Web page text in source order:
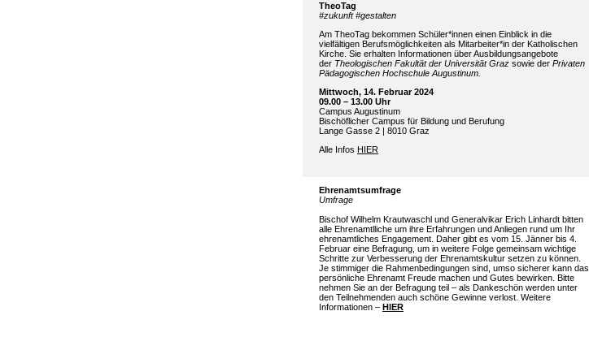
TheoTag
#zukunft #gestalten
Am TheoTag bekommen Schüler*innen einen Einblick in die
vielfältigen Berufsmöglichkeiten als Mitarbeiter*in der Katholischen
Kirche. Sie erhalten Informationen über Ausbildungsangebote
der Theologischen Fakultät der Universität Graz sowie der Privaten
Pädagogischen Hochschule Augustinum.
Mittwoch, 14. Februar 2024
09.00 – 13.00 Uhr
Campus Augustinum
Bischöflicher Campus für Bildung und Berufung
Lange Gasse 2 | 8010 Graz
Alle Infos HIER
Ehrenamtsumfrage
Umfrage
Bischof Wilhelm Krautwaschl und Generalvikar Erich Linhardt bitten
alle Ehrenamtlliche um ihre Erfahrungen und Anliegen rund um Ihr
ehrenamtliches Engagement. Daher gibt es vom 15. Jänner bis 4.
Februar eine Befragung, um in weitere Folge gemeinsam wichtige
Schritte zur Verbesserung der Ehrenamtskultur setzen zu können.
Je stimmiger die Rahmenbedingungen sind, umso sicherer kann das
persönliche Ehrenamt Freude machen und Gutes bewirken. Bitte
nehmen Sie an der Befragung teil – als Dankeschön werden unter
den Teilnehmenden auch schöne Gewinne verlost. Weitere
Informationen – HIER